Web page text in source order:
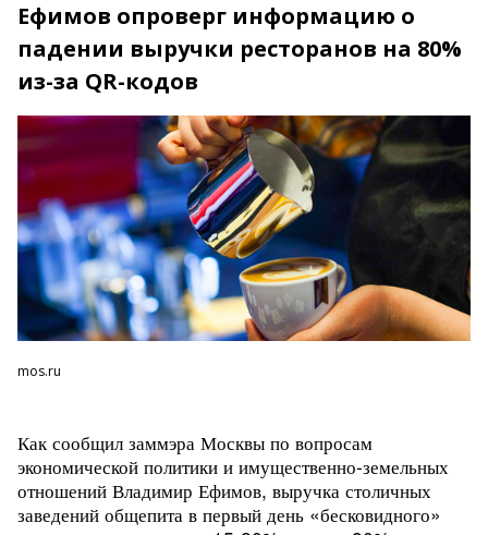
Ефимов опроверг информацию о
падении выручки ресторанов на 80%
из-за QR-кодов
mos.ru
Как сообщил заммэра Москвы по вопросам
экономической политики и имущественно-земельных
отношений Владимир Ефимов, выручка столичных
заведений общепита в первый день «бесковидного»